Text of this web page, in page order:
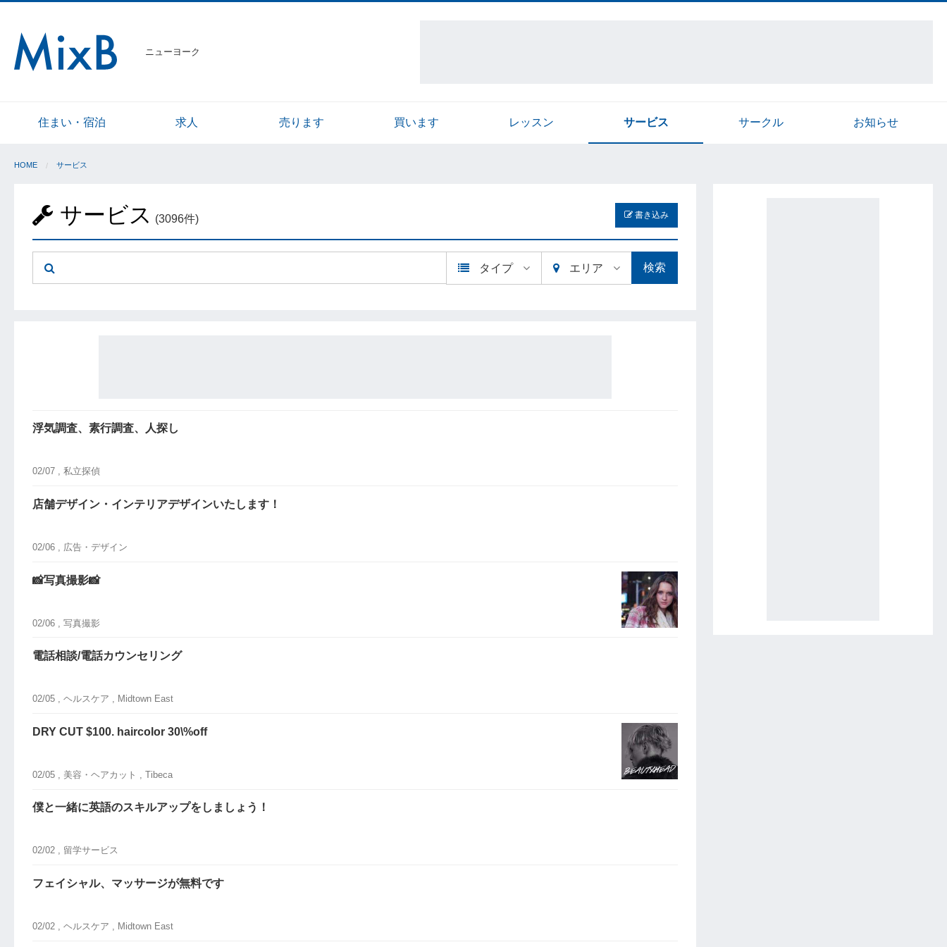
ニューヨーク
住まい・宿泊 求人 売ります 買います レッスン サービス サークル お知らせ
HOME サービス
サービス (3096件) 書き込み
タイプ エリア 検索
浮気調査、素行調査、人探し
02/07 , 私立探偵
店舗デザイン・インテリアデザインいたします！
02/06 , 広告・デザイン
📸写真撮影📸
02/06 , 写真撮影
電話相談/電話カウンセリング
02/05 , ヘルスケア , Midtown East
DRY CUT $100. haircolor 30\%off
02/05 , 美容・ヘアカット , Tibeca
僕と一緒に英語のスキルアップをしましょう！
02/02 , 留学サービス
フェイシャル、マッサージが無料です
02/02 , ヘルスケア , Midtown East